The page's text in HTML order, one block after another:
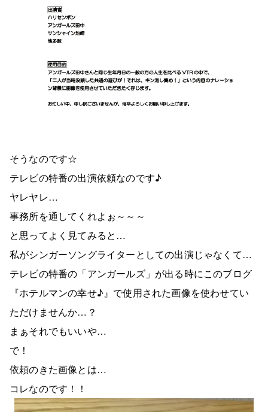
そうなのです☆
テレビの特番の出演依頼なのです♪
ヤレヤレ…
事務所を通してくれよぉ～～～
と思ってよく見てみると…
私がシンガーソングライターとしての出演じゃなくて…
テレビの特番の「アンガールズ」が出る時にこのブログ
『ホテルマンの幸せ♪』で使用された画像を使わせてい
ただけませんか…？
まぁそれでもいいや…
で！
依頼のきた画像とは…
コレなのです！！